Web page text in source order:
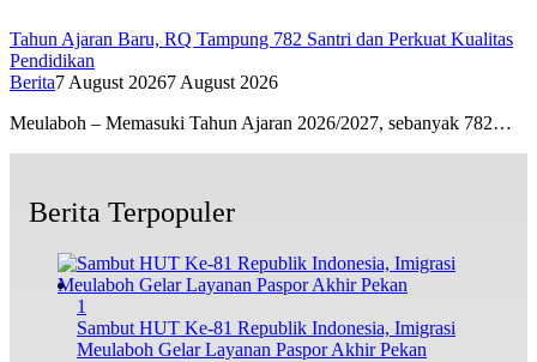
Tahun Ajaran Baru, RQ Tampung 782 Santri dan Perkuat Kualitas
Pendidikan
Berita7 August 20267 August 2026
Meulaboh – Memasuki Tahun Ajaran 2026/2027, sebanyak 782…
Berita Terpopuler
1
Sambut HUT Ke-81 Republik Indonesia, Imigrasi
Meulaboh Gelar Layanan Paspor Akhir Pekan